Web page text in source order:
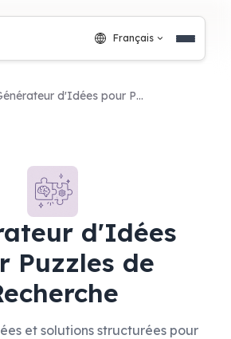
Français
Générateur d'Idées pour Puzzles de Recherche
d'Idées
Puzzles de
et solutions structurées pour